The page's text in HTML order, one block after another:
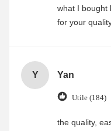
what I bought
for your
Y Yan
Utile (184)
the quality,